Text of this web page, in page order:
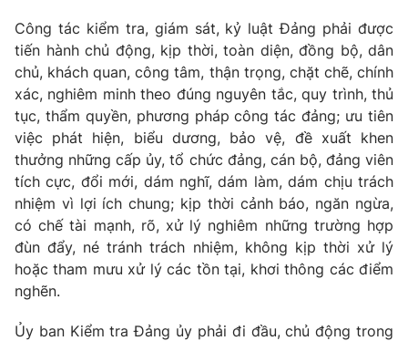
Công tác kiểm tra, giám sát, kỷ luật Đảng phải được
tiến hành chủ động, kịp thời, toàn diện, đồng bộ, dân
chủ, khách quan, công tâm, thận trọng, chặt chẽ, chính
xác, nghiêm minh theo đúng nguyên tắc, quy trình, thủ
tục, thẩm quyền, phương pháp công tác đảng; ưu tiên
việc phát hiện, biểu dương, bảo vệ, đề xuất khen
thưởng những cấp ủy, tổ chức đảng, cán bộ, đảng viên
tích cực, đổi mới, dám nghĩ, dám làm, dám chịu trách
nhiệm vì lợi ích chung; kịp thời cảnh báo, ngăn ngừa,
có chế tài mạnh, rõ, xử lý nghiêm những trường hợp
đùn đẩy, né tránh trách nhiệm, không kịp thời xử lý
hoặc tham mưu xử lý các tồn tại, khơi thông các điểm
nghẽn.
Ủy ban Kiểm tra Đảng ủy phải đi đầu, chủ động trong